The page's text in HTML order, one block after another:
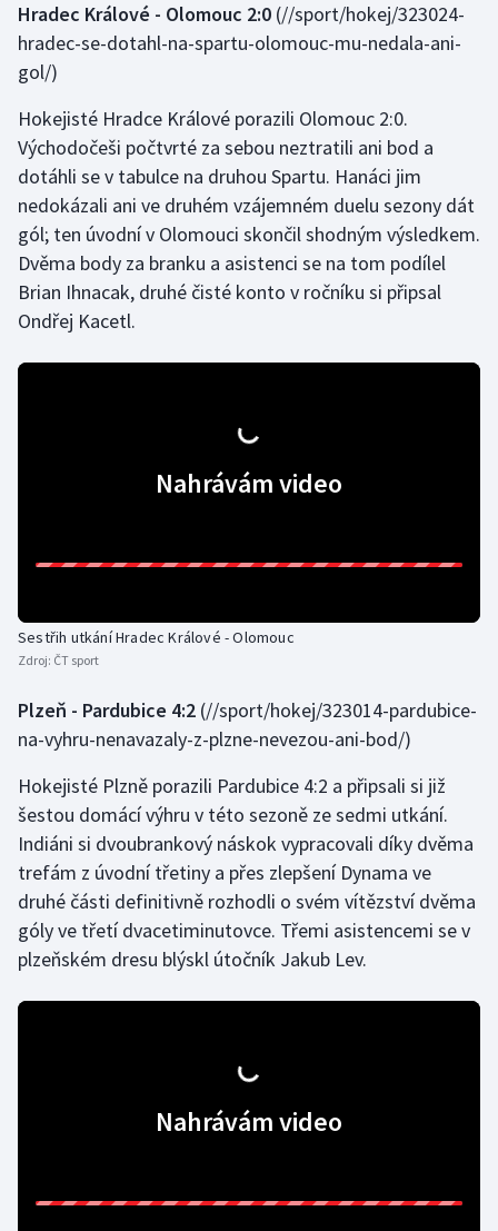
Hradec Králové - Olomouc 2:0 (//sport/hokej/323024-
hradec-se-dotahl-na-spartu-olomouc-mu-nedala-ani-
gol/)
Hokejisté Hradce Králové porazili Olomouc 2:0.
Východočeši počtvrté za sebou neztratili ani bod a
dotáhli se v tabulce na druhou Spartu. Hanáci jim
nedokázali ani ve druhém vzájemném duelu sezony dát
gól; ten úvodní v Olomouci skončil shodným výsledkem.
Dvěma body za branku a asistenci se na tom podílel
Brian Ihnacak, druhé čisté konto v ročníku si připsal
Ondřej Kacetl.
Nahrávám video
Sestřih utkání Hradec Králové - Olomouc
Zdroj: ČT sport
Plzeň - Pardubice 4:2 (//sport/hokej/323014-pardubice-
na-vyhru-nenavazaly-z-plzne-nevezou-ani-bod/)
Hokejisté Plzně porazili Pardubice 4:2 a připsali si již
šestou domácí výhru v této sezoně ze sedmi utkání.
Indiáni si dvoubrankový náskok vypracovali díky dvěma
trefám z úvodní třetiny a přes zlepšení Dynama ve
druhé části definitivně rozhodli o svém vítězství dvěma
góly ve třetí dvacetiminutovce. Třemi asistencemi se v
plzeňském dresu blýskl útočník Jakub Lev.
Nahrávám video